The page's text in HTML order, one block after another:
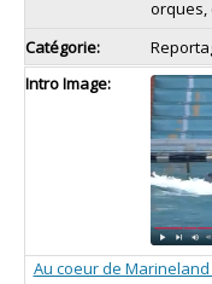
orques,
Au coeur de